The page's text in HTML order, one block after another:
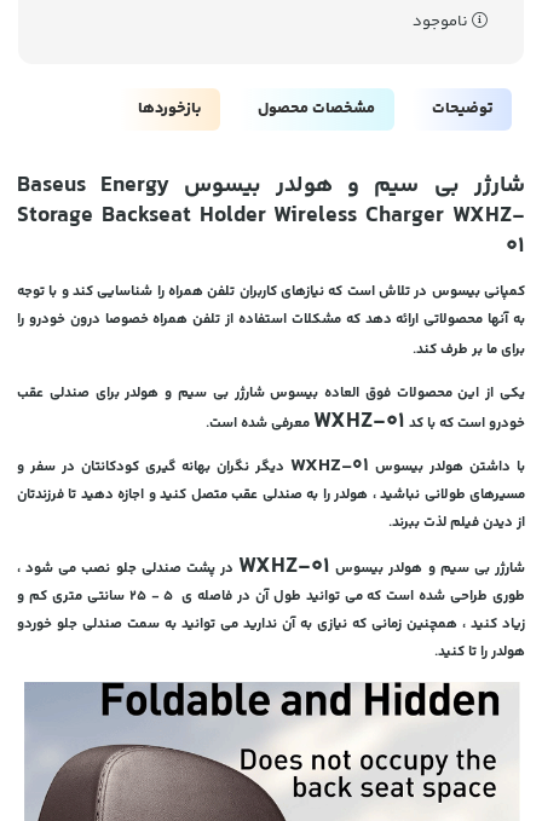
ناموجود
توضیحات مشخصات محصول بازخوردها
شارژر بی سیم و هولدر بیسوس Baseus Energy
Storage Backseat Holder Wireless Charger WXHZ-
01
کمپانی بیسوس در تلاش است که نیازهای کاربران تلفن همراه را شناسایی کند و با توجه
به آنها محصولاتی ارائه دهد که مشکلات استفاده از تلفن همراه خصوصا درون خودرو را
برای ما بر طرف کند.
یکی از این محصولات فوق العاده بیسوس شارژر بی سیم و هولدر برای صندلی عقب
خودرو است که با کد WXHZ-01 معرفی شده است.
با داشتن هولدر بیسوس WXHZ-01 دیگر نگران بهانه گیری کودکانتان در سفر و
مسیرهای طولانی نباشید ، هولدر را به صندلی عقب متصل کنید و اجازه دهید تا فرزندتان
از دیدن فیلم لذت ببرند.
شارژر بی سیم و هولدر بیسوس WXHZ-01 در پشت صندلی جلو نصب می شود ،
طوری طراحی شده است که می توانید طول آن در فاصله ی 5 - 25 سانتی متری کم و
زیاد کنید ، همچنین زمانی که نیازی به آن ندارید می توانید به سمت صندلی جلو خوردو
هولدر را تا کنید.